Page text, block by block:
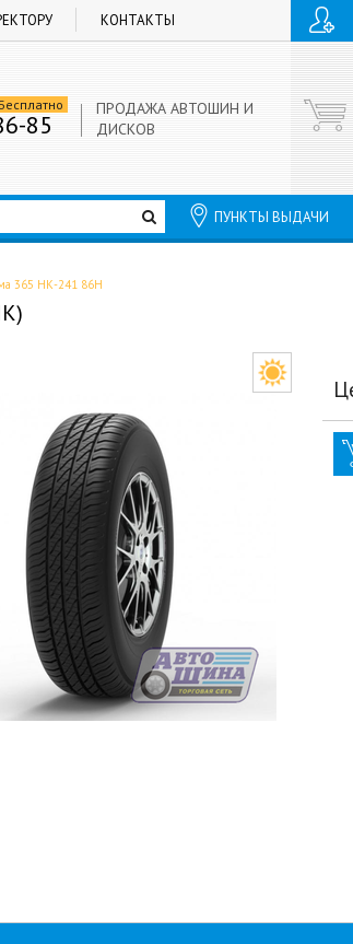
КОНТАКТЫ
Бесплатно
85
ПРОДАЖА АВТОШИН И
ДИСКОВ
ПУНКТЫ ВЫДАЧИ
365 НК-241 86H